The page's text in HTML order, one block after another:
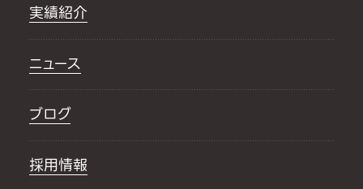
実績紹介
ニュース
ブログ
採用情報